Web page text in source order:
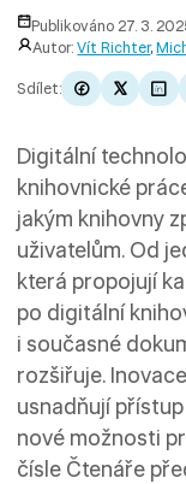
Publikováno 27. 3.
Autor:Vít Richter,
Sdílet:
Digitální
knihovnické
jakým knihovny
uživatelům. Od
která propojují
po digitální
i současné
rozšiřuje.
usnadňují
nové možnosti
čísle Čtenáře